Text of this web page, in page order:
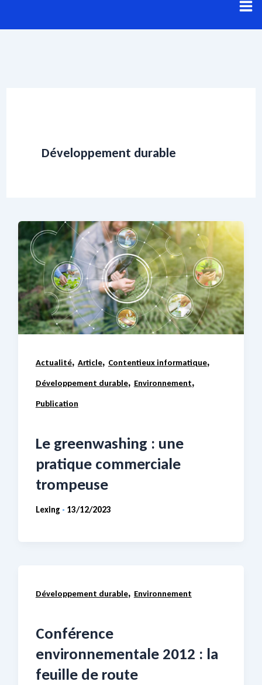
au
Développement durable
Actualité, Article, Contentieux informatique,
Développement durable, Environnement,
Publication
Le greenwashing : une
pratique commerciale
trompeuse
Lexing - 13/12/2023
Développement durable, Environnement
Conférence
environnementale 2012 : la
feuille de route